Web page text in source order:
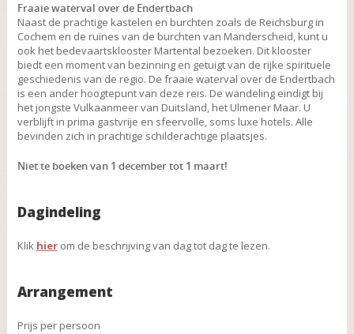
Fraaie waterval over de Endertbach
Naast de prachtige kastelen en burchten zoals de Reichsburg in
Cochem en de ruïnes van de burchten van Manderscheid, kunt u
ook het bedevaartsklooster Martental bezoeken. Dit klooster
biedt een moment van bezinning en getuigt van de rijke spirituele
geschiedenis van de regio. De fraaie waterval over de Endertbach
is een ander hoogtepunt van deze reis. De wandeling eindigt bij
het jongste Vulkaanmeer van Duitsland, het Ulmener Maar. U
verblijft in prima gastvrije en sfeervolle, soms luxe hotels. Alle
bevinden zich in prachtige schilderachtige plaatsjes.
Niet te boeken van 1 december tot 1 maart!
Dagindeling
Klik hierom de beschrijving van dag tot dag te lezen.
Arrangement
Prijs per persoon